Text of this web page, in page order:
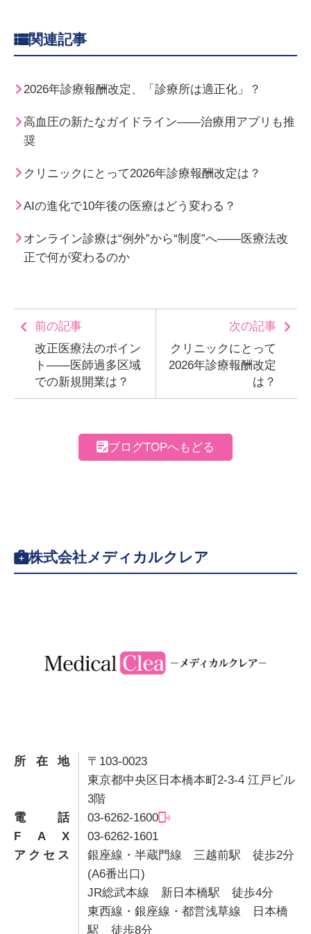
関連記事
2026年診療報酬改定、「診療所は適正化」？
高血圧の新たなガイドライン――治療用アプリも推
奨
クリニックにとって2026年診療報酬改定は？
AIの進化で10年後の医療はどう変わる？
オンライン診療は“例外”から“制度”へ――医療法改
正で何が変わるのか
前の記事
改正医療法のポイン
ト――医師過多区域
での新規開業は？
次の記事
クリニックにとって
2026年診療報酬改定
は？
ブログTOPへもどる
株式会社メディカルクレア
所在地
〒103-0023
東京都中央区日本橋本町2-3-4 江戸ビル
3階
電話
03-6262-1600
F A X
03-6262-1601
アクセス
銀座線・半蔵門線 三越前駅 徒歩2分
(A6番出口)
JR総武本線 新日本橋駅 徒歩4分
東西線・銀座線・都営浅草線 日本橋
駅 徒歩8分